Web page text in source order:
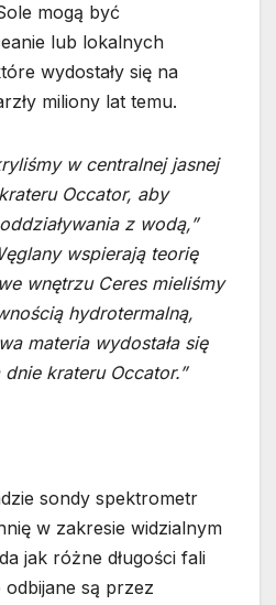
mogą być
lub lokalnych
wydostały się na
miliony lat temu.
w centralnej jasnej
Occator, aby
z wodą,”
wspierają teorię
wnętrzu Ceres mieliśmy
hydrotermalną,
materia wydostała się
krateru Occator.”
sondy spektrometr
w zakresie widzialnym
jak różne długości fali
odbijane są przez